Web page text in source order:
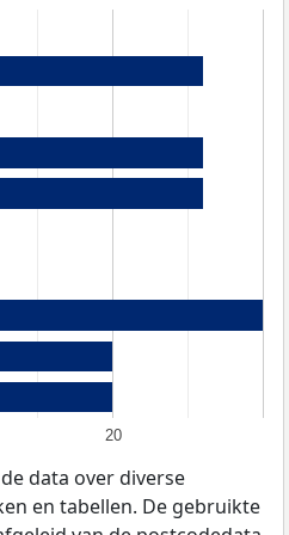
20
data over diverse
en tabellen. De gebruikte